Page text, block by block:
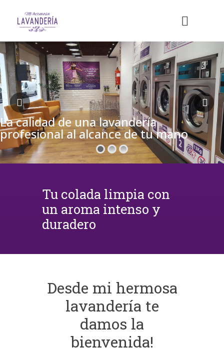
La calidad de una lavandería
profesional al alcance de tu mano
Tu colada limpia con
un aroma intenso y
duradero
Desde mi hermosa
lavandería te
damos la
bienvenida!